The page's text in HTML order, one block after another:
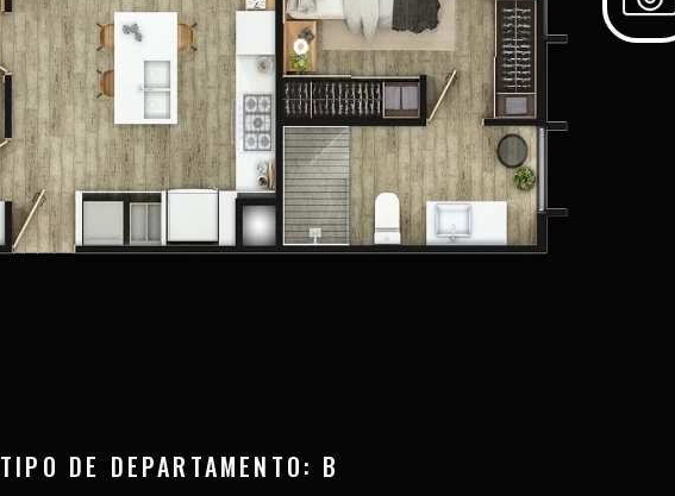
TIPO DE DEPARTAMENTO: B